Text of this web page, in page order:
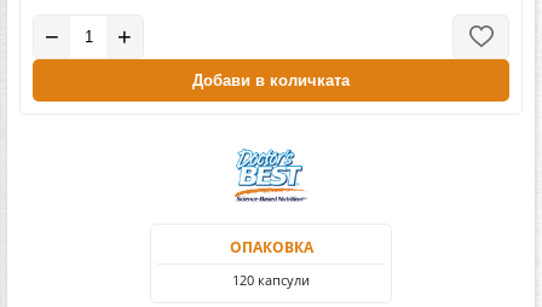
− +
Добави в количката
ОПАКОВКА
120 капсули